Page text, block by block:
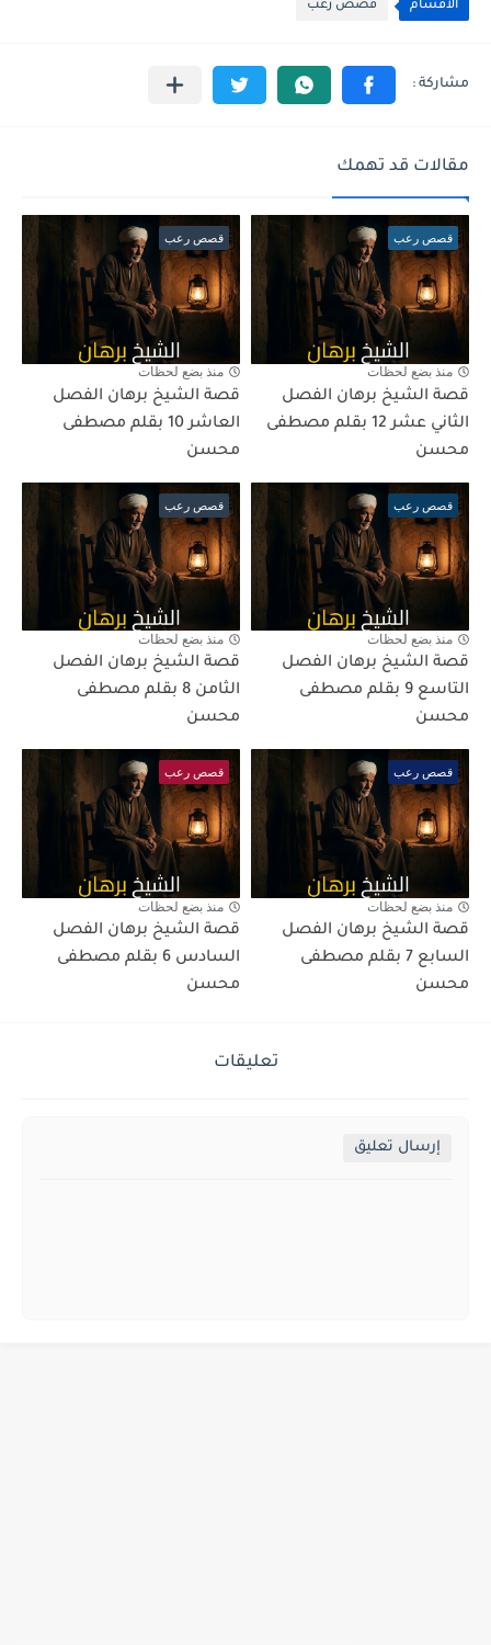
الأقسام قصص رعب
مقالات قد تهمك
قصص رعب
منذ بضع لحظات
قصة الشيخ برهان الفصل
الثاني عشر 12 بقلم مصطفى
محسن
قصص رعب
منذ بضع لحظات
قصة الشيخ برهان الفصل
العاشر 10 بقلم مصطفى
محسن
قصص رعب
منذ بضع لحظات
قصة الشيخ برهان الفصل
التاسع 9 بقلم مصطفى
محسن
قصص رعب
منذ بضع لحظات
قصة الشيخ برهان الفصل
الثامن 8 بقلم مصطفى
محسن
قصص رعب
منذ بضع لحظات
قصة الشيخ برهان الفصل
السابع 7 بقلم مصطفى
محسن
قصص رعب
منذ بضع لحظات
قصة الشيخ برهان الفصل
السادس 6 بقلم مصطفى
محسن
تعليقات
إرسال تعليق